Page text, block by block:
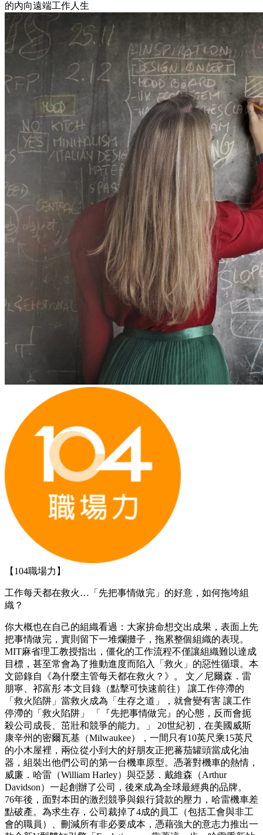
的內向遠端工作人生
【104職場力】
工作每天都在救火…「先把事情做完」的好意，如何拖垮組
織？
你大概也在自己的組織看過：大家拚命想交出成果，表面上先
把事情做完，實則留下一堆爛攤子，拖累整個組織的表現。
MIT麻省理工教授指出，僵化的工作流程不僅讓組織難以達成
目標，甚至常會為了推動進度而陷入「救火」的惡性循環。本
文節錄自《為什麼主管每天都在救火？》。 文／尼爾森．雷
朋寧、祁富彤 本文目錄（點擊可快速前往） 讓工作停滯的
「救火陷阱」當救火成為「生存之道」，就會變有害 讓工作
停滯的「救火陷阱」 「『先把事情做完』的心態，反而會扼
殺公司成長、茁壯和競爭的能力。」 20世紀初，在美國威斯
康辛州的密爾瓦基（Milwaukee），一間只有10英尺乘15英尺
的小木屋裡，兩位從小到大的好朋友正把蕃茄罐頭當成化油
器，組裝出他們公司的第一台機車原型。憑著對機車的熱情，
威廉．哈雷（William Harley）與亞瑟．戴維森（Arthur
Davidson）一起創辦了公司，後來成為全球最經典的品牌。
76年後，面對本田的激烈競爭與銀行貸款的壓力，哈雷機車差
點破產。為求生存，公司裁掉了4成的員工（包括工會與非工
會的職員）、刪減所有非必要成本，憑藉強大的意志力推出一